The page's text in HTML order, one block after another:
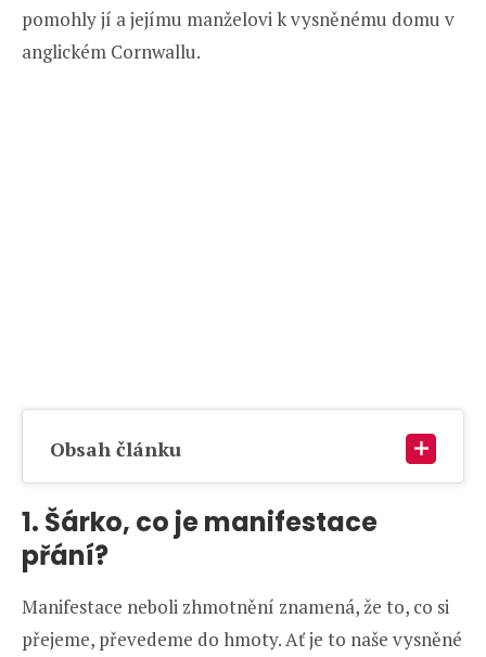
pomohly jí a jejímu manželovi k vysněnému domu v
anglickém Cornwallu.
Obsah článku
1. Šárko, co je manifestace
přání?
Manifestace neboli zhmotnění znamená, že to, co si
přejeme, převedeme do hmoty. Ať je to naše vysněné